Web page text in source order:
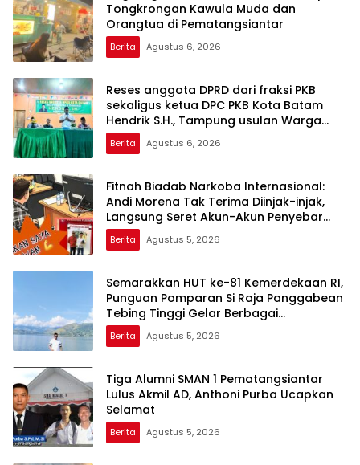
Tongkrongan Kawula Muda dan
Orangtua di Pematangsiantar
Berita Agustus 6, 2026
Reses anggota DPRD dari fraksi PKB
sekaligus ketua DPC PKB Kota Batam
Hendrik S.H., Tampung usulan Warga
Patam Indah Minta Jalan, Ambulans, dan
Sarana Olahraga
Berita Agustus 6, 2026
Fitnah Biadab Narkoba Internasional:
Andi Morena Tak Terima Diinjak-injak,
Langsung Seret Akun-Akun Penyebar
Hoaks ke Polda Kepri!
Berita Agustus 5, 2026
Semarakkan HUT ke-81 Kemerdekaan RI,
Punguan Pomparan Si Raja Panggabean
Tebing Tinggi Gelar Berbagai
Perlombaan
Berita Agustus 5, 2026
Tiga Alumni SMAN 1 Pematangsiantar
Lulus Akmil AD, Anthoni Purba Ucapkan
Selamat
Berita Agustus 5, 2026